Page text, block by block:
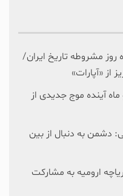
مشروطه تاریخ ایران/
«آپارات»
آینده موج جدیدی از
دشمن به دنبال از بین
ارومیه به مشارکت